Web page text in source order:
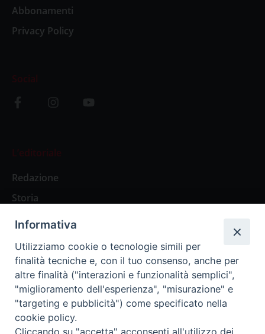
Abbonamenti
Privacy Policy
Social
L’editoriale
Redazione
Storia
Abbonamenti
Abbonamento Annuale Digitale
Abbonamento Annuale Cartaceo
Abbonamento Singola Copia Digitale
Informativa
Utilizziamo cookie o tecnologie simili per
finalità tecniche e, con il tuo consenso, anche per
altre finalità ("interazioni e funzionalità semplici",
"miglioramento dell'esperienza", "misurazione" e
"targeting e pubblicità") come specificato nella
cookie policy.